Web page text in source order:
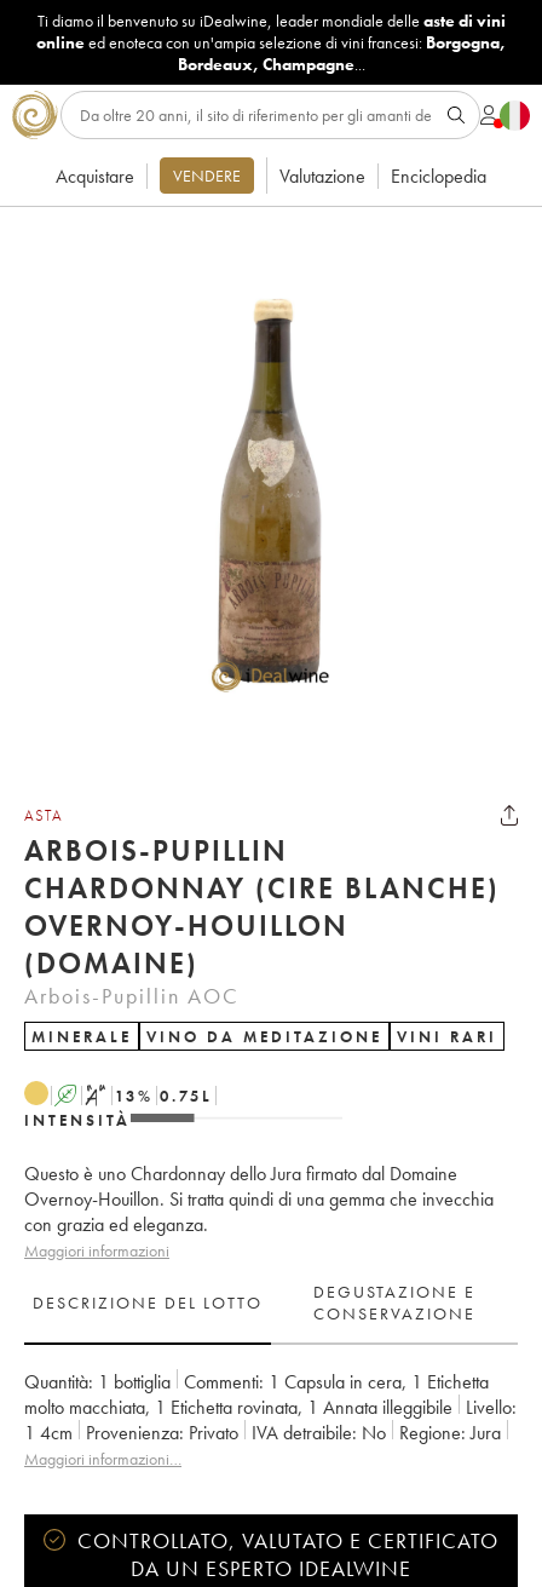
Ti diamo il benvenuto su iDealwine, leader mondiale delle aste di vini
onlineed enoteca con un'ampia selezione di vini francesi: Borgogna,
Bordeaux, Champagne...
Acquistare VENDERE Valutazione Enciclopedia
ASTA
ARBOIS-PUPILLIN
CHARDONNAY (CIRE BLANCHE)
OVERNOY-HOUILLON
(DOMAINE)
Arbois-Pupillin AOC
MINERALE VINO DA MEDITAZIONE VINI RARI
A S 13% 0.75 L
INTENSITÀ
Questo è uno Chardonnay dello Jura firmato dal Domaine
Overnoy-Houillon. Si tratta quindi di una gemma che invecchia
con grazia ed eleganza.
Maggiori informazioni
DESCRIZIONE DEL LOTTO
DEGUSTAZIONE E
CONSERVAZIONE
Quantità: 1 bottiglia Commenti: 1 Capsula in cera, 1 Etichetta
molto macchiata, 1 Etichetta rovinata, 1 Annata illeggibile
Livello:
1 4cm Provenienza: privato IVA detraibile: no Regione: Jura
Denominazione:
Arbois-Pupillin
Maggiori informazioni…
CONTROLLATO, VALUTATO E CERTIFICATO
DA UN ESPERTO IDEALWINE